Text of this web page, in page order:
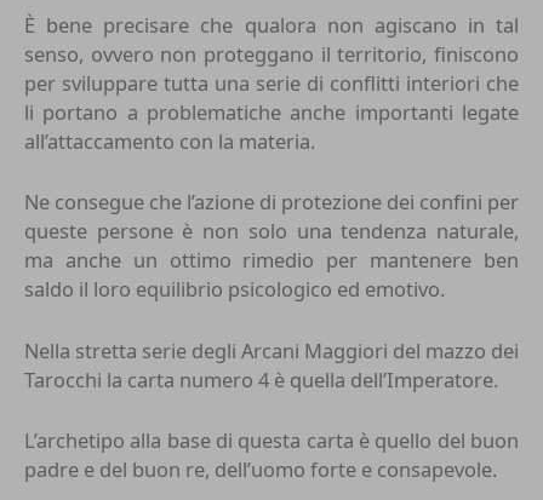
È bene precisare che qualora non agiscano in tal
senso, ovvero non proteggano il territorio, finiscono
per sviluppare tutta una serie di conflitti interiori che
li portano a problematiche anche importanti legate
all’attaccamento con la materia.
Ne consegue che l’azione di protezione dei confini per
queste persone è non solo una tendenza naturale,
ma anche un ottimo rimedio per mantenere ben
saldo il loro equilibrio psicologico ed emotivo.
Nella stretta serie degli Arcani Maggiori del mazzo dei
Tarocchi la carta numero 4 è quella dell’Imperatore.
L’archetipo alla base di questa carta è quello del buon
padre e del buon re, dell’uomo forte e consapevole.